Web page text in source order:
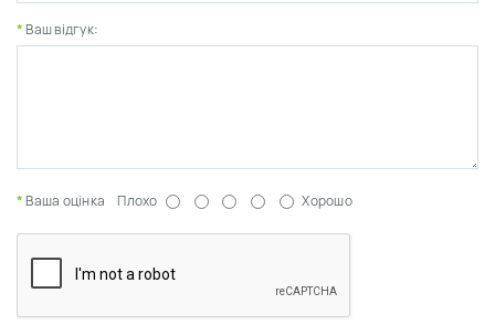
Ваш відгук:
Ваша оцінка Плохо Хорошо